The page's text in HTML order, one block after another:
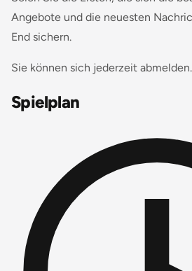
Angebote und die neuesten
End sichern.
Sie können sich jederzeit
Spielplan